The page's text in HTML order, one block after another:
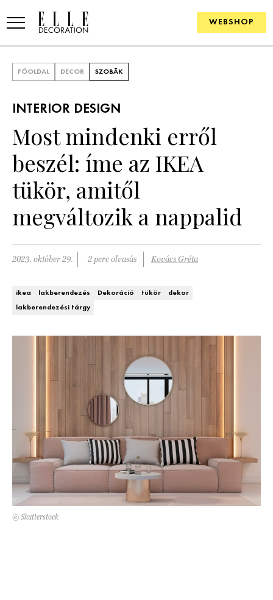
WEBSHOP
SZOBÁK
Konyha
Fürdőszoba
Nappali
Hálószoba
ÖTLETEK
Szállodák és vendégházak
Lakások
HÍRLEVÉL
FŐOLDAL DECOR SZOBÁK
INTERIOR DESIGN
Most mindenki erről
beszél: íme az IKEA
tükör, amitől
megváltozik a nappalid
2023. október 29. 2 perc olvasás Kovács Gréta
ikea lakberendezés Dekoráció tükör
dekor
lakberendezési tárgy
© Shutterstock